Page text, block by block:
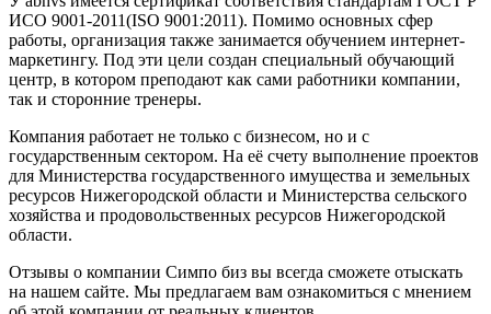
ИСО 9001-2011(ISO 9001:2011). Помимо основных сфер
работы, организация также занимается обучением интернет-
маркетингу. Под эти цели создан специальный обучающий
центр, в котором преподают как сами работники компании,
так и сторонние тренеры.
Компания работает не только с бизнесом, но и с
государственным сектором. На её счету выполнение проектов
для Министерства государственного имущества и земельных
ресурсов Нижегородской области и Министерства сельского
хозяйства и продовольственных ресурсов Нижегородской
области.
Отзывы о компании Симпо биз вы всегда сможете отыскать
на нашем сайте. Мы предлагаем вам ознакомиться с мнением